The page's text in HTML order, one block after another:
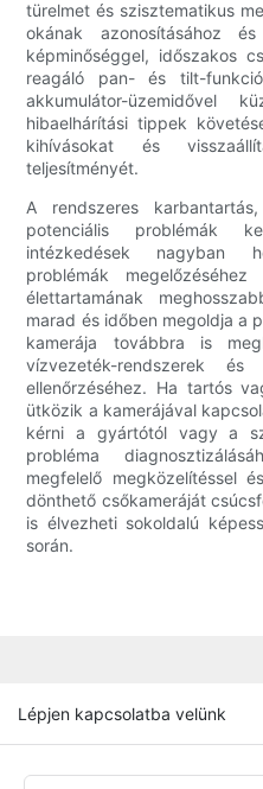
türelmet és szisztematikus
okának azonosításához
képminőséggel, időszakos
reagáló pan- és tilt-
akkumulátor-üzemidővel
hibaelhárítási tippek
kihívásokat és
teljesítményét.
A rendszeres
potenciális problémák
intézkedések nagyban
problémák
élettartamának
marad és időben megoldja a
kamerája továbbra is
vízvezeték-rendszerek
ellenőrzéséhez. Ha tartós
ütközik a kamerájával
kérni a gyártótól vagy a
probléma
megfelelő megközelítéssel
dönthető csőkameráját
is élvezheti sokoldalú
során.
Lépjen kapcsolatba velünk